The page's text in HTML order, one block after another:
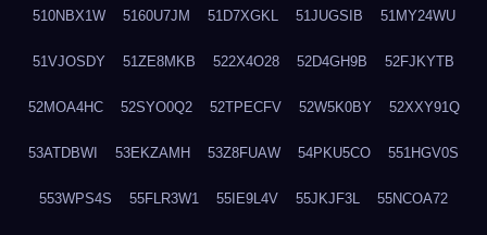
510NBX1W 5160U7JM 51D7XGKL 51JUGSIB 51MY24WU
51VJOSDY 51ZE8MKB 522X4O28 52D4GH9B 52FJKYTB
52MOA4HC 52SYO0Q2 52TPECFV 52W5K0BY 52XXY91Q
53ATDBWI 53EKZAMH 53Z8FUAW 54PKU5CO 551HGV0S
553WPS4S 55FLR3W1 55IE9L4V 55JKJF3L 55NCOA72